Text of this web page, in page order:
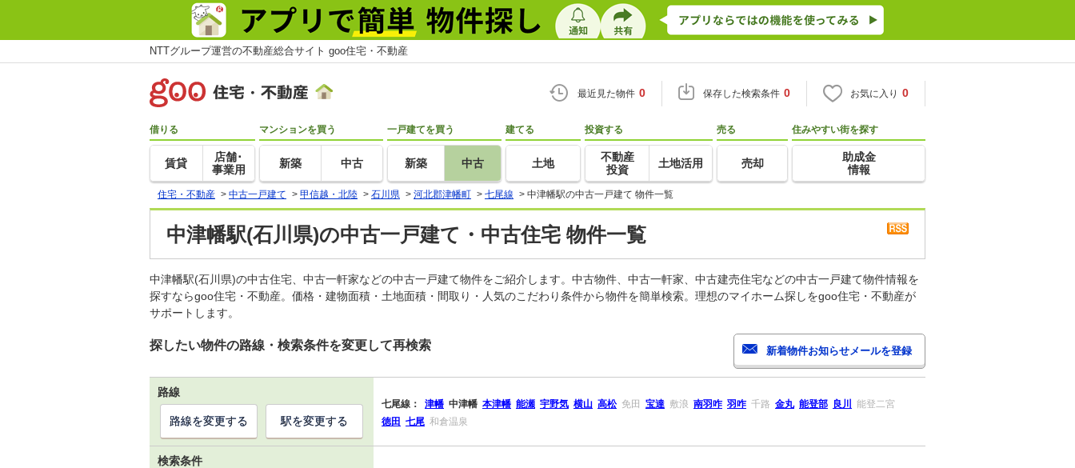
NTTグループ運営の不動産総合サイト goo住宅・不動産
最近見た物件 0 保存した検索条件 0 お気に入り 0
借りる
賃貸
店舗･
事業用
マンションを買う
新築 中古
一戸建てを買う
新築 中古
建てる
土地
投資する
不動産
投資
土地活用
売る
売却
住みやすい街を探す
助成金
情報
住宅・不動産 > 中古一戸建て > 甲信越・北陸 > 石川県 > 河北郡津幡町 > 七尾線 > 中津幡駅の中古一戸建て 物件一覧
中津幡駅(石川県)の中古一戸建て・中古住宅 物件一覧
中津幡駅(石川県)の中古住宅、中古一軒家などの中古一戸建て物件をご紹介します。中古物件、中古一軒家、中古建売住宅などの中古一戸建て物件情報を
探すならgoo住宅・不動産。価格・建物面積・土地面積・間取り・人気のこだわり条件から物件を簡単検索。理想のマイホーム探しをgoo住宅・不動産が
サポートします。
探したい物件の路線・検索条件を変更して再検索
路線
七尾線： 津幡 中津幡 本津幡 能瀬 宇野気 横山 高松 免田 宝達 敷浪 南羽咋 羽咋 千路 金丸 能登部 良川
能登二宮
徳田 七尾 和倉温泉
路線を変更する 駅を変更する
検索条件